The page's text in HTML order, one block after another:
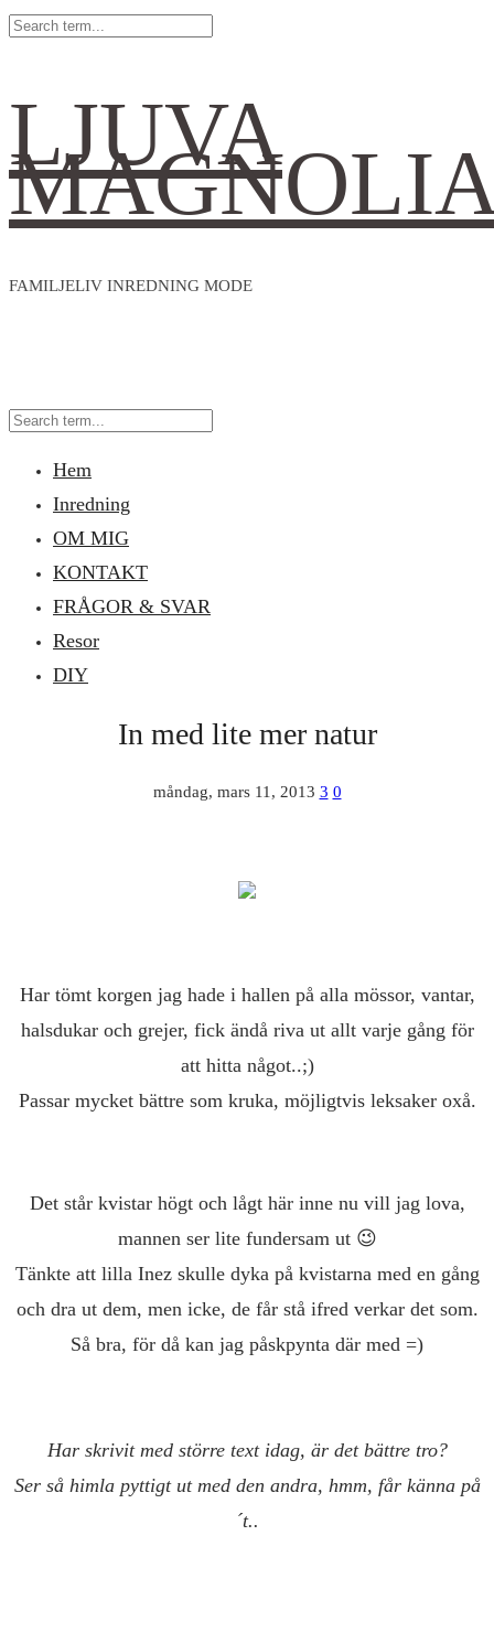
LJUVA
FAMILJELIV INREDNING MODE
Hem
Inredning
OM MIG
KONTAKT
FRÅGOR & SVAR
Resor
DIY
In med lite mer natur
måndag, mars 11, 2013 3 0
Har tömt korgen jag hade i hallen på alla mössor, vantar,
halsdukar och grejer, fick ändå riva ut allt varje gång för
att hitta något..;)
Passar mycket bättre som kruka, möjligtvis leksaker oxå.
Det står kvistar högt och lågt här inne nu vill jag lova,
mannen ser lite fundersam ut 😉
Tänkte att lilla Inez skulle dyka på kvistarna med en gång
och dra ut dem, men icke, de får stå ifred verkar det som.
Så bra, för då kan jag påskpynta där med =)
Har skrivit med större text idag, är det bättre tro?
Ser så himla pyttigt ut med den andra, hmm, får känna på
´t..